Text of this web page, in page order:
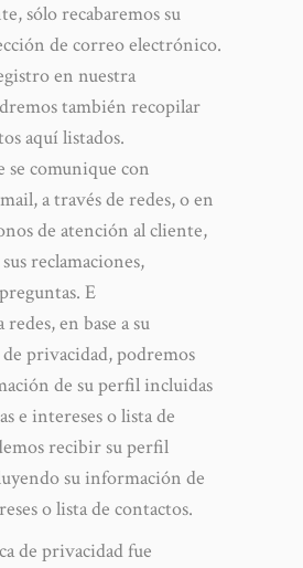
sólo recabaremos su
de correo electrónico.
en nuestra
también recopilar
aquí listados.
se comunique con
a través de redes, o en
de atención al cliente,
reclamaciones,
E
en base a su
privacidad, podremos
de su perfil incluidas
e intereses o lista de
recibir su perfil
su información de
o lista de contactos.
de privacidad fue